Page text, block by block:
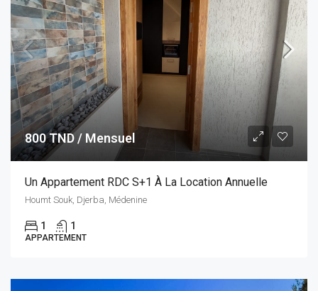
800 TND / Mensuel
Un Appartement RDC S+1 À La Location Annuelle
Houmt Souk, Djerba, Médenine
1 1
APPARTEMENT